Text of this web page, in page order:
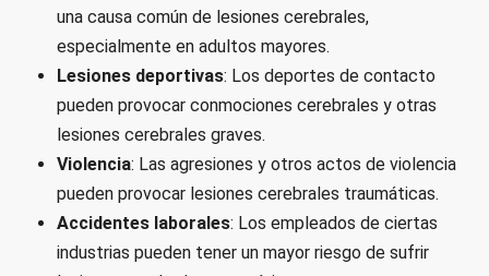
una causa común de lesiones cerebrales,
especialmente en adultos mayores.
Lesiones deportivas: Los deportes de contacto
pueden provocar conmociones cerebrales y otras
lesiones cerebrales graves.
Violencia: Las agresiones y otros actos de violencia
pueden provocar lesiones cerebrales traumáticas.
Accidentes laborales: Los empleados de ciertas
industrias pueden tener un mayor riesgo de sufrir